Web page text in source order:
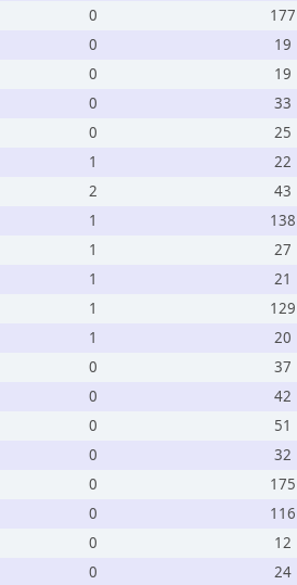
0 177
0 19
0 19
0 33
0 25
1 22
2 43
1 138
1 27
1 21
1 129
1 20
0 37
0 42
0 51
0 32
0 175
0 116
0 12
0 24